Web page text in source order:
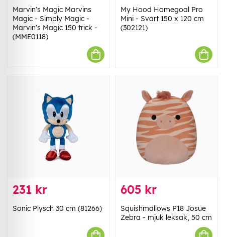
Marvin's Magic Marvins
Magic - Simply Magic -
Marvin's Magic 150 trick -
(MME0118)
My Hood Homegoal Pro
Mini - Svart 150 x 120 cm
(302121)
231 kr
Sonic Plysch 30 cm (81266)
605 kr
Squishmallows P18 Josue
Zebra - mjuk leksak, 50 cm